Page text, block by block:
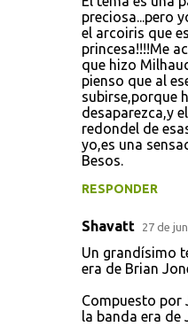
preciosa...pero
el arcoiris que
princesa!!!!Me
que hizo
pienso que al
subirse,porque
desaparezca,y
redondel de
yo,es una
Besos.
RESPONDER
Shavatt 27 de
Un grandísimo
era de Brian
Compuesto por
la banda era de